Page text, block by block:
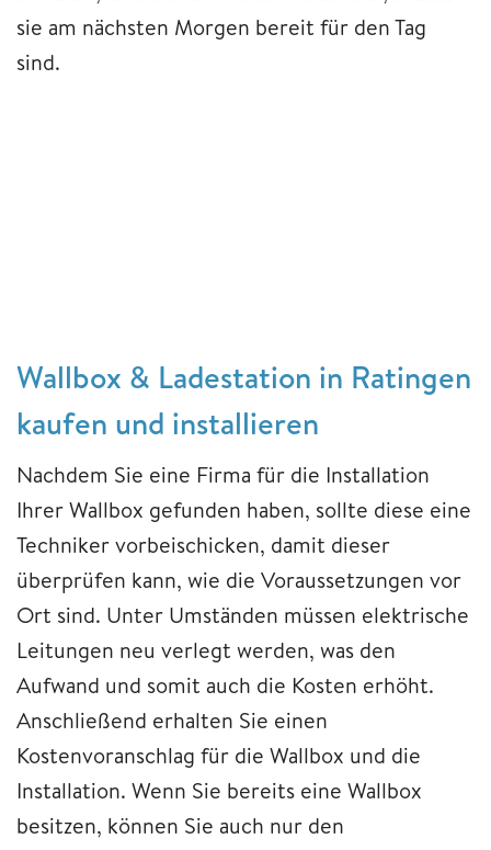
sie am nächsten Morgen bereit für den Tag
sind.
Wallbox & Ladestation in Ratingen
kaufen und installieren
Nachdem Sie eine Firma für die Installation
Ihrer Wallbox gefunden haben, sollte diese eine
Techniker vorbeischicken, damit dieser
überprüfen kann, wie die Voraussetzungen vor
Ort sind. Unter Umständen müssen elektrische
Leitungen neu verlegt werden, was den
Aufwand und somit auch die Kosten erhöht.
Anschließend erhalten Sie einen
Kostenvoranschlag für die Wallbox und die
Installation. Wenn Sie bereits eine Wallbox
besitzen, können Sie auch nur den